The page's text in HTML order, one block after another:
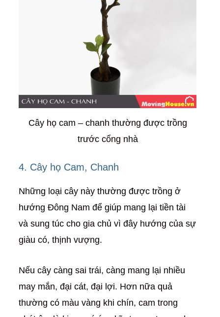
Cây họ cam – chanh thường được trồng
trước cổng nhà
4. Cây họ Cam, Chanh
Những loại cây này thường được trồng ở
hướng Đông Nam để giúp mang lại tiền tài
và sung túc cho gia chủ vì đây hướng của sự
giàu có, thịnh vượng.
Nếu cây càng sai trái, càng mang lại nhiều
may mắn, đại cát, đại lợi. Hơn nữa quả
thường có màu vàng khi chín, cam trong